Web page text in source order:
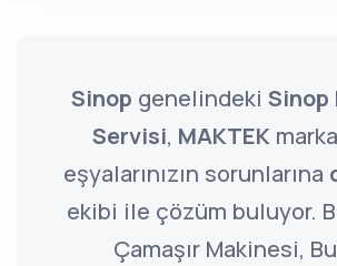
Sinop genelindeki Sinop
Servisi, MAKTEK
eşyalarınızın sorunlarına
ekibi ile çözüm buluyor.
Çamaşır Makinesi,